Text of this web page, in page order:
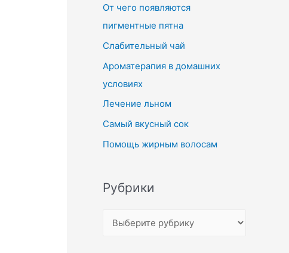
От чего появляются
пигментные пятна
Слабительный чай
Ароматерапия в домашних
условиях
Лечение льном
Самый вкусный сок
Помощь жирным волосам
Рубрики